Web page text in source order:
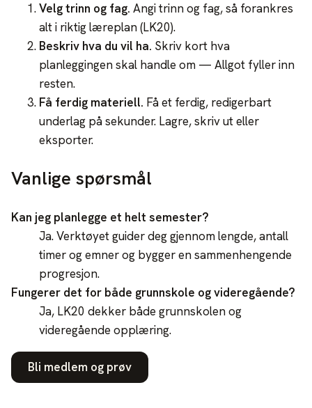
Velg trinn og fag. Angi trinn og fag, så forankres
alt i riktig læreplan (LK20).
Beskriv hva du vil ha. Skriv kort hva
planleggingen skal handle om — Allgot fyller inn
resten.
Få ferdig materiell. Få et ferdig, redigerbart
underlag på sekunder. Lagre, skriv ut eller
eksporter.
Vanlige spørsmål
Kan jeg planlegge et helt semester?
Ja. Verktøyet guider deg gjennom lengde, antall
timer og emner og bygger en sammenhengende
progresjon.
Fungerer det for både grunnskole og videregående?
Ja, LK20 dekker både grunnskolen og
videregående opplæring.
Bli medlem og prøv